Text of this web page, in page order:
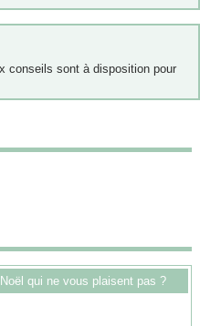
conseils sont à disposition pour
qui ne vous plaisent pas ?